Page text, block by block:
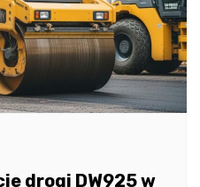
drogi DW925 w